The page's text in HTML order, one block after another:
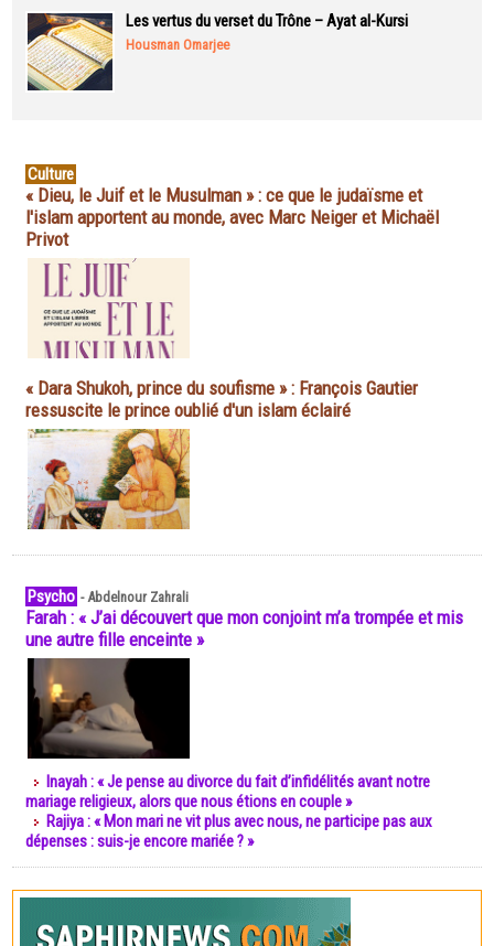
Les vertus du verset du Trône – Ayat al-Kursi
Housman Omarjee
Culture
« Dieu, le Juif et le Musulman » : ce que le judaïsme et
l'islam apportent au monde, avec Marc Neiger et Michaël
Privot
« Dara Shukoh, prince du soufisme » : François Gautier
ressuscite le prince oublié d'un islam éclairé
Psycho -Abdelnour Zahrali
Farah : « J’ai découvert que mon conjoint m’a trompée et mis
une autre fille enceinte »
Inayah : « Je pense au divorce du fait d’infidélités avant notre
mariage religieux, alors que nous étions en couple »
Rajiya : « Mon mari ne vit plus avec nous, ne participe pas aux
dépenses : suis-je encore mariée ? »